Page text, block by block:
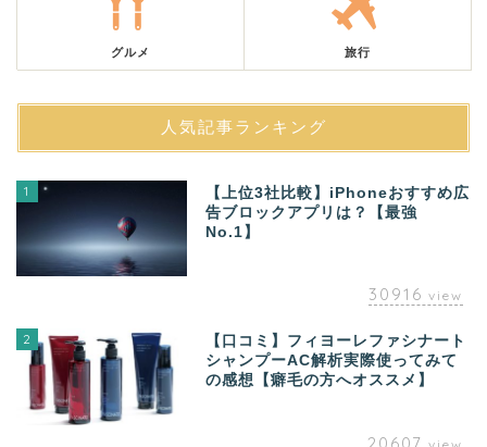
グルメ 旅行
人気記事ランキング
1
【上位3社比較】iPhoneおすすめ広
告ブロックアプリは？【最強
No.1】
30916 view
2
【口コミ】フィヨーレファシナート
シャンプーAC解析実際使ってみて
の感想【癖毛の方へオススメ】
20607